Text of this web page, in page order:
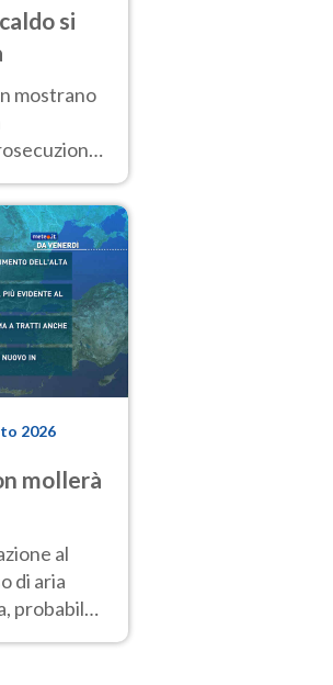
si
mostrano
di
2026
mollerà
al
di aria
probabile